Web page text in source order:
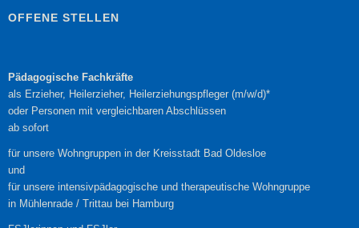
OFFENE STELLEN
Pädagogische Fachkräfte
als Erzieher, Heilerzieher, Heilerziehungspfleger (m/w/d)*
oder Personen mit vergleichbaren Abschlüssen
ab sofort
für unsere Wohngruppen in der Kreisstadt Bad Oldesloe
und
für unsere intensivpädagogische und therapeutische Wohngruppe
in Mühlenrade / Trittau bei Hamburg